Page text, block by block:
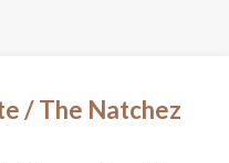
/ The Natchez